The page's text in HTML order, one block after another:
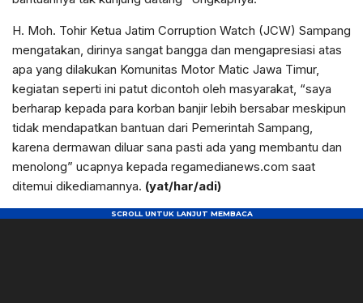
H. Moh. Tohir Ketua Jatim Corruption Watch (JCW) Sampang
mengatakan, dirinya sangat bangga dan mengapresiasi atas
apa yang dilakukan Komunitas Motor Matic Jawa Timur,
kegiatan seperti ini patut dicontoh oleh masyarakat, “saya
berharap kepada para korban banjir lebih bersabar meskipun
tidak mendapatkan bantuan dari Pemerintah Sampang,
karena dermawan diluar sana pasti ada yang membantu dan
menolong” ucapnya kepada regamedianews.com saat
ditemui dikediamannya. (yat/har/adi)